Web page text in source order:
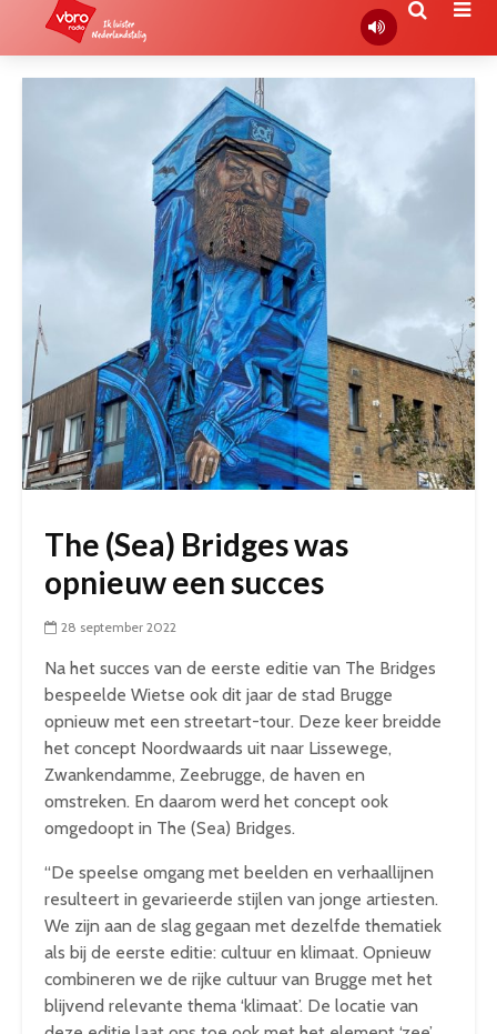
The (Sea) Bridges was
opnieuw een succes
28 september 2022
Na het succes van de eerste editie van The Bridges
bespeelde Wietse ook dit jaar de stad Brugge
opnieuw met een streetart-tour. Deze keer breidde
het concept Noordwaards uit naar Lissewege,
Zwankendamme, Zeebrugge, de haven en
omstreken. En daarom werd het concept ook
omgedoopt in The (Sea) Bridges.
“De speelse omgang met beelden en verhaallijnen
resulteert in gevarieerde stijlen van jonge artiesten.
We zijn aan de slag gegaan met dezelfde thematiek
als bij de eerste editie: cultuur en klimaat. Opnieuw
combineren we de rijke cultuur van Brugge met het
blijvend relevante thema ‘klimaat’. De locatie van